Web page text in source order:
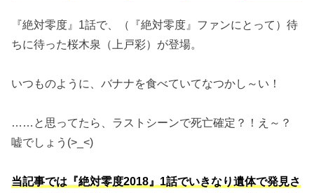
『絶対零度』1話で、（『絶対零度』ファンにとって）待
ちに待った桜木泉（上戸彩）が登場。
いつものように、バナナを食べていてなつかし～い！
……と思ってたら、ラストシーンで死亡確定？！え～？
嘘でしょう(>_<)
当記事では『絶対零度2018』1話でいきなり遺体で発見さ